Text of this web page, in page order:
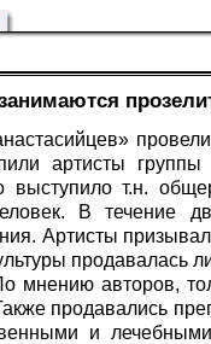
артисты
выступило т.н.
В течение
Артисты
продавалась
мнению авторов,
продавались
и